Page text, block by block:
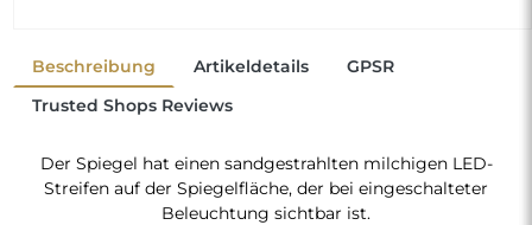
Beschreibung Artikeldetails
GPSR
Trusted Shops Reviews
Der Spiegel hat einen sandgestrahlten milchigen LED-
Streifen auf der Spiegelfläche, der bei eingeschalteter
Beleuchtung sichtbar ist.